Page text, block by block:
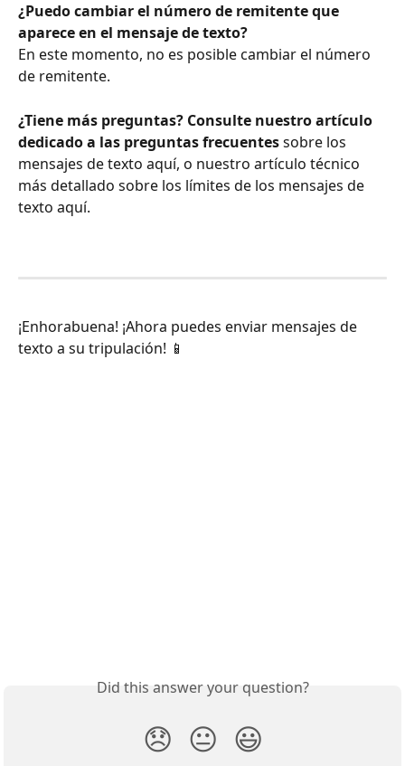
¿Puedo cambiar el número de remitente que
aparece en el mensaje de texto?
En este momento, no es posible cambiar el número
de remitente.
¿Tiene más preguntas? Consulte nuestro artículo
dedicado a las preguntas frecuentes sobre los
mensajes de texto aquí, o nuestro artículo técnico
más detallado sobre los límites de los mensajes de
texto aquí.
¡Enhorabuena! ¡Ahora puedes enviar mensajes de
texto a su tripulación! 📱
Did this answer your question?
😞 😐 😃